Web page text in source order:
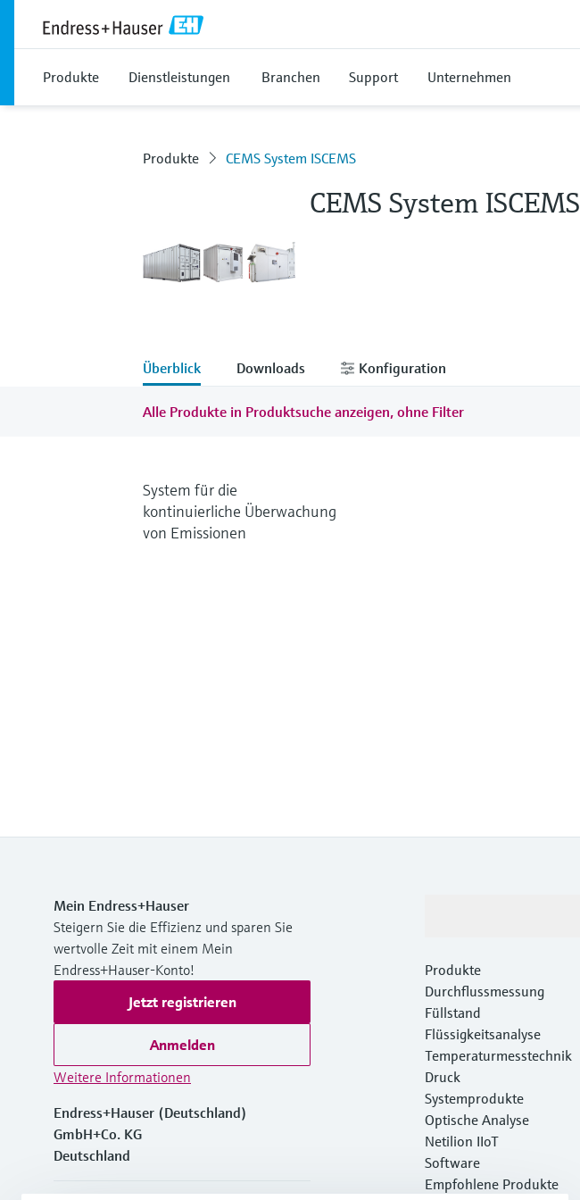
Produkte Dienstleistungen Branchen Support Unternehmen
Produkte CEMS System ISCEMS
CEMS System ISCEMS
Überblick Downloads Konfiguration
Alle Produkte in Produktsuche anzeigen, ohne Filter
System für die
kontinuierliche Überwachung
von Emissionen
Mein Endress+Hauser
Steigern Sie die Effizienz und sparen Sie
wertvolle Zeit mit einem Mein
Endress+Hauser-Konto!
Jetzt registrieren
Anmelden
Weitere Informationen
Endress+Hauser (Deutschland)
GmbH+Co. KG
Deutschland
Produkte
Durchflussmessung
Füllstand
Flüssigkeitsanalyse
Temperaturmesstechnik
Druck
Systemprodukte
Optische Analyse
Netilion IIoT
Software
Empfohlene Produkte